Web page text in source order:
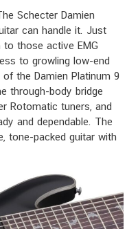
Schecter Damien
can handle it. Just
those active EMG
to growling low-end
the Damien Platinum 9
through-body bridge
Rotomatic tuners, and
and dependable. The
tone-packed guitar with